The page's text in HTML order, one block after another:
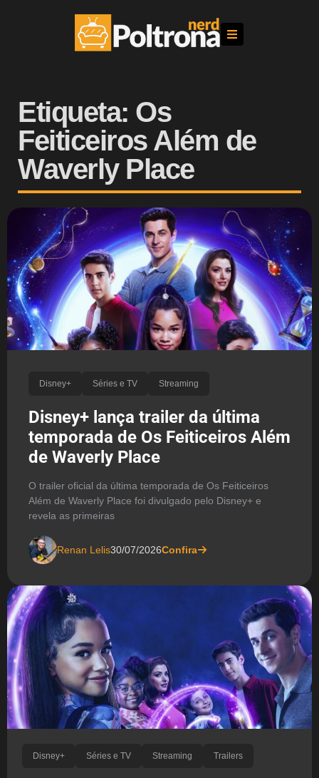
Etiqueta: Os
Feiticeiros Além de
Waverly Place
Disney+ Séries e TV Streaming
Disney+ lança trailer da última
temporada de Os Feiticeiros Além
de Waverly Place
O trailer oficial da última temporada de Os Feiticeiros
Além de Waverly Place foi divulgado pelo Disney+ e
revela as primeiras
Renan Lelis30/07/2026Confira
Disney+ Séries e TV Streaming Trailers